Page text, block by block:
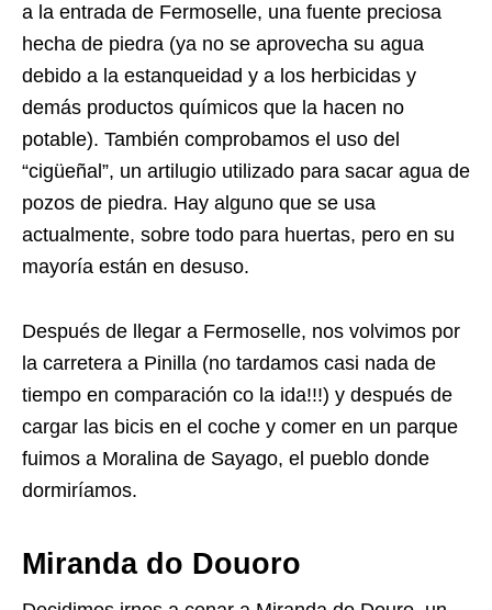
a la entrada de Fermoselle, una fuente preciosa
hecha de piedra (ya no se aprovecha su agua
debido a la estanqueidad y a los herbicidas y
demás productos químicos que la hacen no
potable). También comprobamos el uso del
“cigüeñal”, un artilugio utilizado para sacar agua de
pozos de piedra. Hay alguno que se usa
actualmente, sobre todo para huertas, pero en su
mayoría están en desuso.
Después de llegar a Fermoselle, nos volvimos por
la carretera a Pinilla (no tardamos casi nada de
tiempo en comparación co la ida!!!) y después de
cargar las bicis en el coche y comer en un parque
fuimos a Moralina de Sayago, el pueblo donde
dormiríamos.
Miranda do Douoro